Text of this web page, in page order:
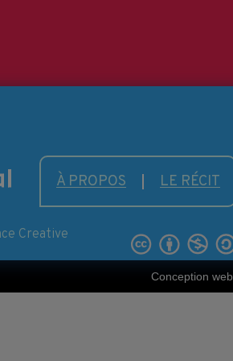
À PROPOS LE RÉCIT
Creative
Conception web